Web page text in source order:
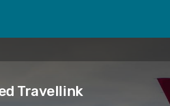
Travellink